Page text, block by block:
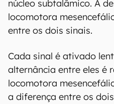
núcleo subtalâmico. A
locomotora
entre os dois sinais.
Cada sinal é ativado
alternância entre eles é
locomotora
a diferença entre os